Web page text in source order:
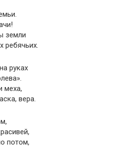
земли
ребячьих.
руках
меха,
вера.
потом,